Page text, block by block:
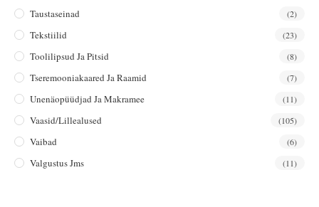
Taustaseinad (2)
Tekstiilid (23)
Toolilipsud Ja Pitsid (8)
Tseremooniakaared Ja Raamid (7)
Unenäopüüdjad Ja Makramee (11)
Vaasid/lillealused (105)
Vaibad (6)
Valgustus Jms (11)